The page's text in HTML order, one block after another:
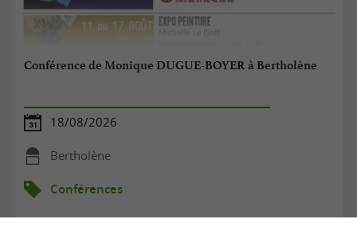
Conférence de Monique DUGUE-BOYER à Bertholène
18/08/2026
Bertholène
Conférences